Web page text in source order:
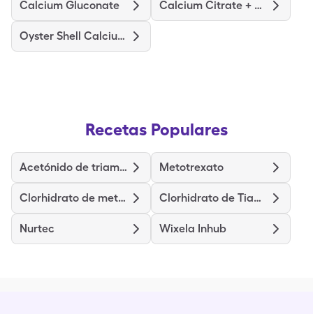
Calcium Gluconate Calcium Citrate + D3 Maximum
Oyster Shell Calcium + D3
Recetas Populares
Acetónido de triamcinolona Metotrexato
Clorhidrato de metilfenidato Clorhidrato de Tiamina
Nurtec Wixela Inhub